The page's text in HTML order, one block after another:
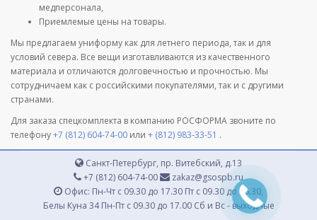
медперсонала,
Приемлемые цены на товары.
Мы предлагаем униформу как для летнего периода, так и для
условий севера. Все вещи изготавливаются из качественного
материала и отличаются долговечностью и прочностью. Мы
сотрудничаем как с российскими покупателями, так и с другими
странами.
Для заказа спецкомплекта в компанию РОСФОРМА звоните по
телефону+7 (812) 604-74-00 или + (812) 983-33-51 .
Санкт-Петербург, пр. Витебский, д.13
+7 (812) 604-74-00
zakaz@gsospb.ru
Офис: Пн-Чт с 09.30 до 17.30 Пт с 09.30 до 16.30,
Белы Куна 34 Пн-Пт с 09.30 до 17.00 Сб и Вс - выходные